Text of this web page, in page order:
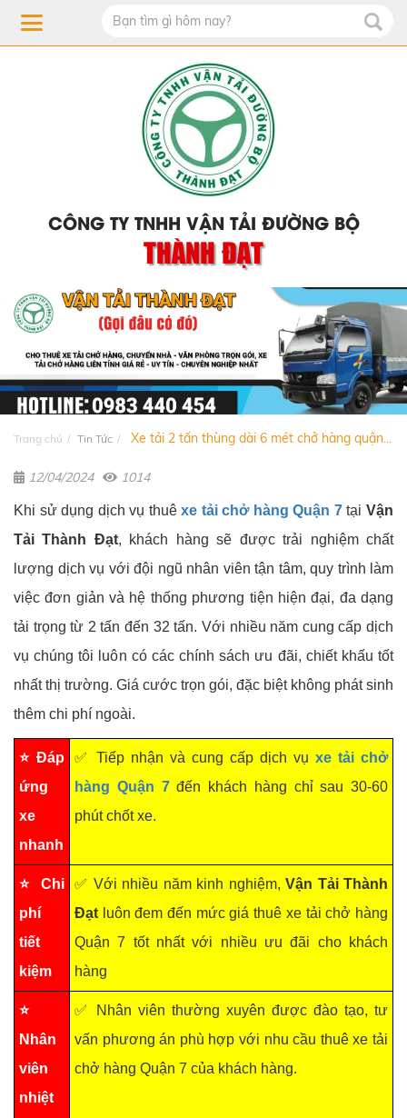
CÔNG TY TNHH VẬN TẢI ĐƯỜNG BỘ
THÀNH ĐẠT
Trang chủ Tin Tức Xe tải 2 tấn thùng dài 6 mét chở hàng quận...
12/04/2024 1014
Khi sử dụng dịch vụ thuêxe tải chở hàng Quận 7tạiVận
Tải Thành Đạt, khách hàng sẽ được trải nghiệm chất
lượng dịch vụ với đội ngũ nhân viên tận tâm, quy trình làm
việc đơn giản và hệ thống phương tiện hiện đại, đa dạng
tải trọng từ 2 tấn đến 32 tấn. Với nhiều năm cung cấp dịch
vụ chúng tôi luôn có các chính sách ưu đãi, chiết khấu tốt
nhất thị trường. Giá cước trọn gói, đặc biệt không phát sinh
thêm chi phí ngoài.
⭐ Đáp
ứng
xe
nhanh
✅ Tiếp nhận và cung cấp dịch vụ xe tải chở
hàng Quận 7đến khách hàng chỉ sau 30-60
phút chốt xe.
⭐ Chi
phí
tiết
kiệm
✅ Với nhiều năm kinh nghiệm,Vận Tải Thành
Đạt luôn đem đến mức giá thuê xe tải chở hàng
Quận 7 tốt nhất với nhiều ưu đãi cho khách
hàng
⭐
Nhân
viên
nhiệt
✅ Nhân viên thường xuyên được đào tạo, tư
vấn phương án phù hợp với nhu cầu thuê xe tải
chở hàng Quận 7 của khách hàng.